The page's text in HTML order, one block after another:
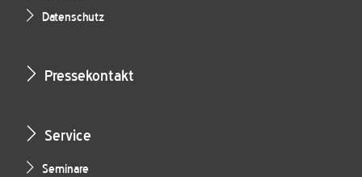
Datenschutz
Pressekontakt
Service
Seminare